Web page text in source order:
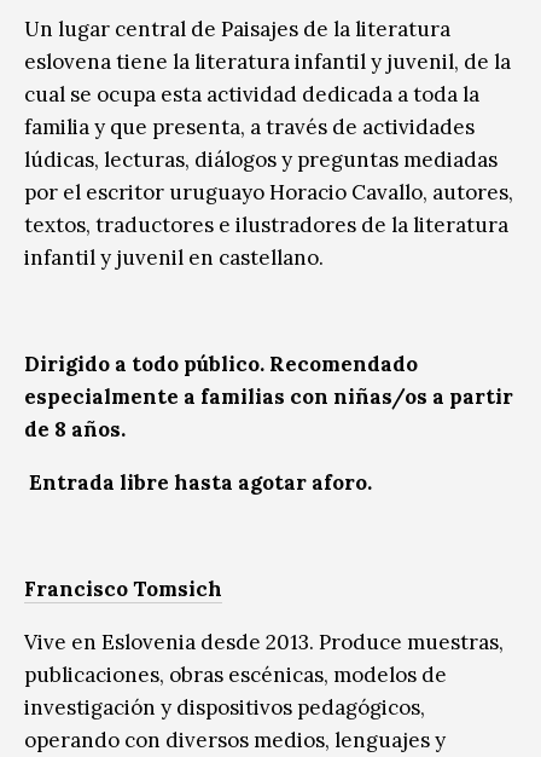
Un lugar central de Paisajes de la literatura
eslovena tiene la literatura infantil y juvenil, de la
cual se ocupa esta actividad dedicada a toda la
familia y que presenta, a través de actividades
lúdicas, lecturas, diálogos y preguntas mediadas
por el escritor uruguayo Horacio Cavallo, autores,
textos, traductores e ilustradores de la literatura
infantil y juvenil en castellano.
Dirigido a todo público. Recomendado
especialmente a familias con niñas/os a partir
de 8 años.
Entrada libre hasta agotar aforo.
Francisco Tomsich
Vive en Eslovenia desde 2013. Produce muestras,
publicaciones, obras escénicas, modelos de
investigación y dispositivos pedagógicos,
operando con diversos medios, lenguajes y